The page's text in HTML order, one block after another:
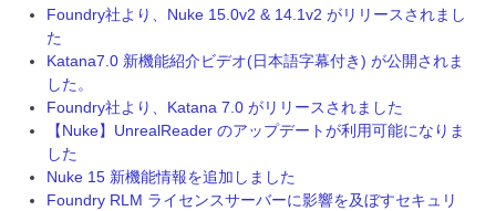
Foundry社より、Nuke 15.0v2 & 14.1v2 がリリースされまし
た
Katana7.0 新機能紹介ビデオ(日本語字幕付き) が公開されま
した。
Foundry社より、Katana 7.0 がリリースされました
【Nuke】UnrealReader のアップデートが利用可能になりま
した
Nuke 15 新機能情報を追加しました
Foundry RLM ライセンスサーバーに影響を及ぼすセキュリ